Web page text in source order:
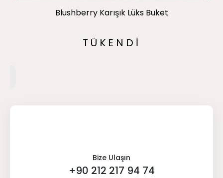
Blushberry Karışık Lüks Buket
TÜKENDİ
Bize Ulaşın
+90 212 217 94 74